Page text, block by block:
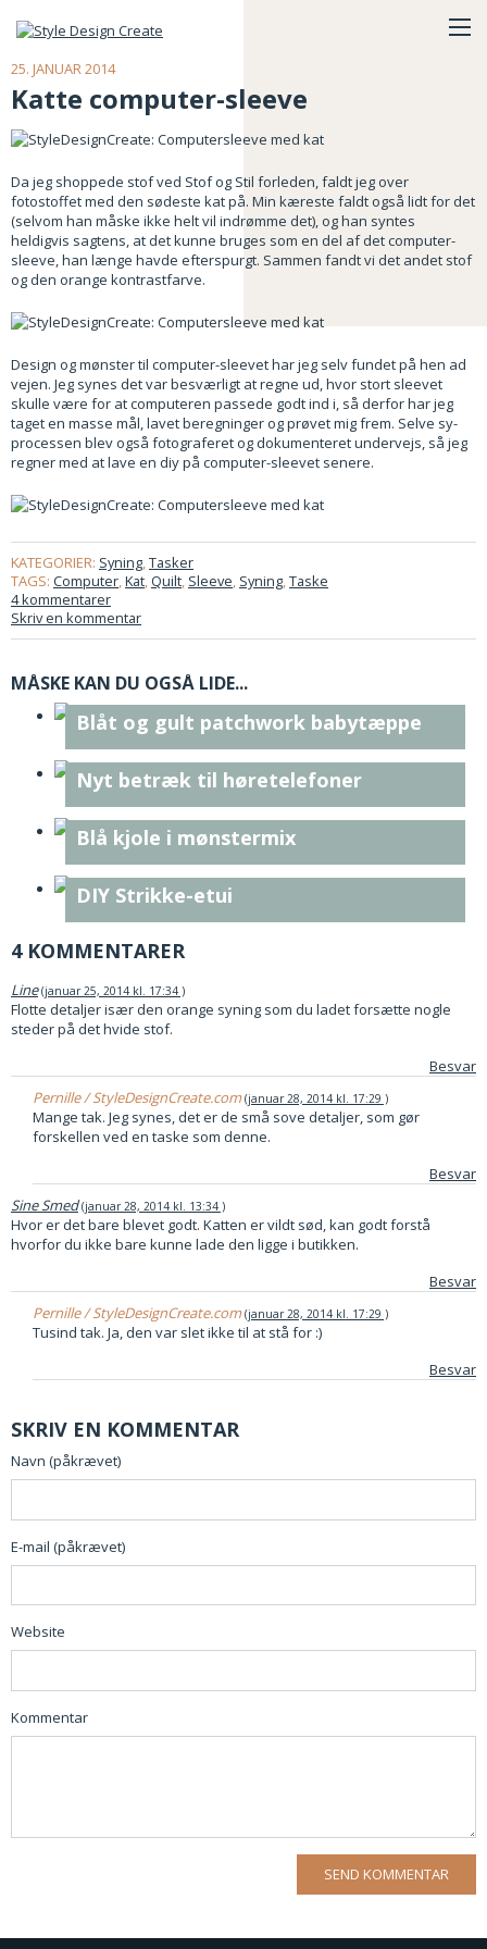
25. JANUAR 2014
Katte computer-sleeve
Da jeg shoppede stof ved Stof og Stil forleden, faldt jeg over
fotostoffet med den sødeste kat på. Min kæreste faldt også lidt for det
(selvom han måske ikke helt vil indrømme det), og han syntes
heldigvis sagtens, at det kunne bruges som en del af det computer-
sleeve, han længe havde efterspurgt. Sammen fandt vi det andet stof
og den orange kontrastfarve.
Design og mønster til computer-sleevet har jeg selv fundet på hen ad
vejen. Jeg synes det var besværligt at regne ud, hvor stort sleevet
skulle være for at computeren passede godt ind i, så derfor har jeg
taget en masse mål, lavet beregninger og prøvet mig frem. Selve sy-
processen blev også fotograferet og dokumenteret undervejs, så jeg
regner med at lave en diy på computer-sleevet senere.
KATEGORIER: Syning,Tasker
TAGS: Computer,Kat, Quilt, Sleeve, Syning,Taske
4 kommentarer
Skriv en kommentar
MÅSKE KAN DU OGSÅ LIDE...
Blåt og gult patchwork babytæppe
Nyt betræk til høretelefoner
Blå kjole i mønstermix
DIY Strikke-etui
4 KOMMENTARER
Line januar 25, 2014 kl. 17:34
Flotte detaljer især den orange syning som du ladet forsætte nogle
steder på det hvide stof.
Besvar
Pernille / StyleDesignCreate.com januar 28, 2014 kl. 17:29
Mange tak. Jeg synes, det er de små sove detaljer, som gør
forskellen ved en taske som denne.
Besvar
Sine Smed januar 28, 2014 kl. 13:34
Hvor er det bare blevet godt. Katten er vildt sød, kan godt forstå
hvorfor du ikke bare kunne lade den ligge i butikken.
Besvar
Pernille / StyleDesignCreate.com januar 28, 2014 kl. 17:29
Tusind tak. Ja, den var slet ikke til at stå for :)
Besvar
SKRIV EN KOMMENTAR
Navn (påkrævet)
E-mail (påkrævet)
Website
Kommentar